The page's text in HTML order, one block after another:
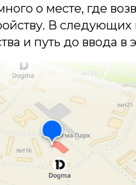
о месте, где
В
и путь до ввода в